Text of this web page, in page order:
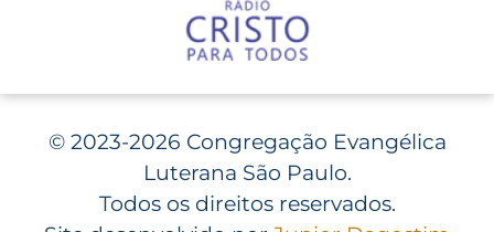
©2023-2026 Congregação Evangélica
Luterana São Paulo.
Todos os direitos reservados.